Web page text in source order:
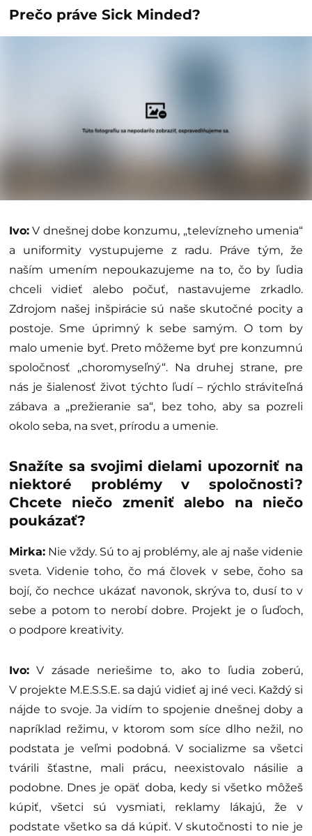
Prečo práve Sick Minded?
Ivo: V dnešnej dobe konzumu, „televízneho umenia“
a uniformity vystupujeme z radu. Práve tým, že
naším umením nepoukazujeme na to, čo by ľudia
chceli vidieť alebo počuť, nastavujeme zrkadlo.
Zdrojom našej inšpirácie sú naše skutočné pocity a
postoje. Sme úprimný k sebe samým. O tom by
malo umenie byť. Preto môžeme byť pre konzumnú
spoločnosť „choromyseľný“. Na druhej strane, pre
nás je šialenosť život týchto ľudí – rýchlo stráviteľná
zábava a „prežieranie sa“, bez toho, aby sa pozreli
okolo seba, na svet, prírodu a umenie.
Snažíte sa svojimi dielami upozorniť na
niektoré problémy v spoločnosti?
Chcete niečo zmeniť alebo na niečo
poukázať?
Mirka: Nie vždy. Sú to aj problémy, ale aj naše videnie
sveta. Videnie toho, čo má človek v sebe, čoho sa
bojí, čo nechce ukázať navonok, skrýva to, dusí to v
sebe a potom to nerobí dobre. Projekt je o ľuďoch,
o podpore kreativity.
Ivo: V zásade neriešime to, ako to ľudia zoberú,
V projekte M.E.S.S.E. sa dajú vidieť aj iné veci. Každý si
nájde to svoje. Ja vidím to spojenie dnešnej doby a
napríklad režimu, v ktorom som síce dlho nežil, no
podstata je veľmi podobná. V socializme sa všetci
tvárili šťastne, mali prácu, neexistovalo násilie a
podobne. Dnes je opäť doba, kedy si všetko môžeš
kúpiť, všetci sú vysmiati, reklamy lákajú, že v
podstate všetko sa dá kúpiť. V skutočnosti to nie je